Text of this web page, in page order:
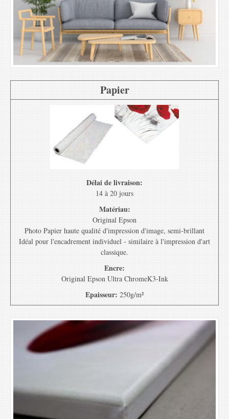
Papier
Délai de livraison:
14 à 20 jours
Matériau:
Original Epson
Photo Papier haute qualité d'impression d'image, semi-brillant
Idéal pour l'encadrement individuel - similaire à l'impression d'art
classique.
Encre:
Original Epson Ultra ChromeK3-Ink
Epaisseur: 250g/m²